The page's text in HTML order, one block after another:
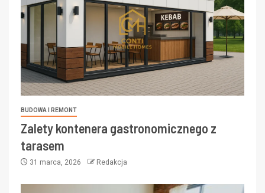
BUDOWA I REMONT
Zalety kontenera gastronomicznego z
tarasem
31 marca, 2026 Redakcja